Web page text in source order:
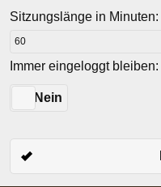
Sitzungslänge in Minuten:
Immer eingeloggt bleiben:
Nein